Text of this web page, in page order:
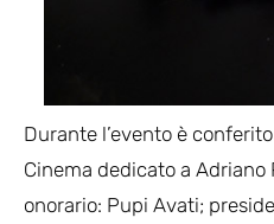
Durante l’evento è
Cinema dedicato a
onorario: Pupi Avati;